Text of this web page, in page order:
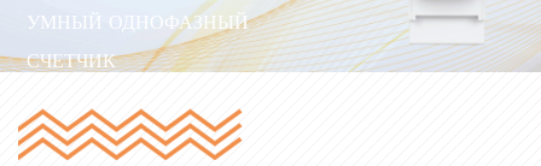
УМНЫЙ ОДНОФАЗНЫЙ
СЧЕТЧИК
Читать Далее >>